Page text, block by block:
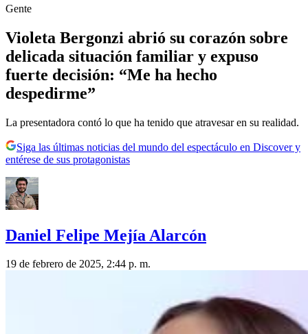
Gente
Violeta Bergonzi abrió su corazón sobre
delicada situación familiar y expuso
fuerte decisión: “Me ha hecho
despedirme”
La presentadora contó lo que ha tenido que atravesar en su realidad.
Siga las últimas noticias del mundo del espectáculo en Discover y
entérese de sus protagonistas
Daniel Felipe Mejía Alarcón
19 de febrero de 2025, 2:44 p. m.